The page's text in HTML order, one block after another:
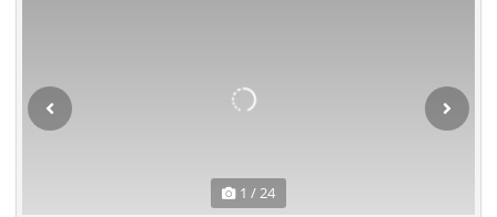
1 / 24